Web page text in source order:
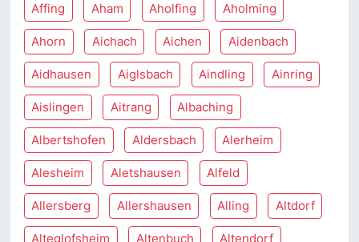
Affing Aham Aholfing Aholming
Ahorn Aichach Aichen Aidenbach
Aidhausen Aiglsbach Aindling Ainring
Aislingen Aitrang Albaching
Albertshofen Aldersbach Alerheim
Alesheim Aletshausen Alfeld
Allersberg Allershausen Alling Altdorf
Alteglofsheim Altenbuch Altendorf